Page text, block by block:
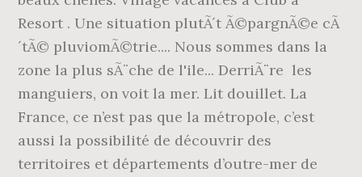
Resort . Une situation plutÃ´t Ã©pargnÃ©e cÃ
´tÃ© pluviomÃ©trie.... Nous sommes dans la
zone la plus sÃ¨che de l'ile... DerriÃ¨re les
manguiers, on voit la mer. Lit douillet. La
France, ce n’est pas que la métropole, c’est
aussi la possibilité de découvrir des
territoires et départements d’outre-mer de